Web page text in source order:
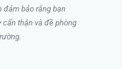
đảm bảo rằng bạn
cẩn thận và đề phòng